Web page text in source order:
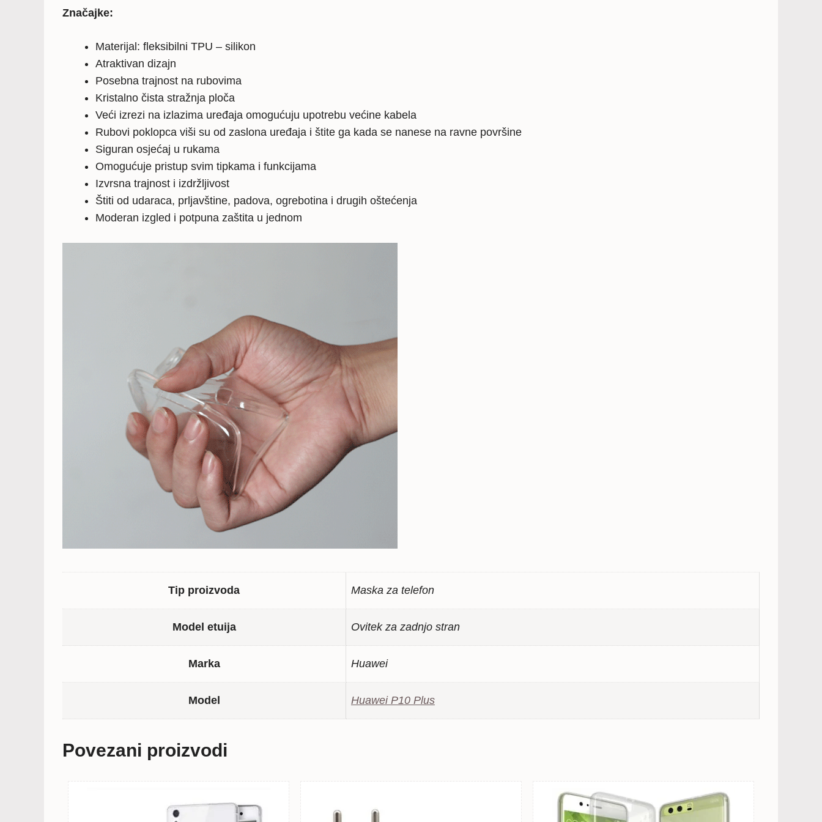
Značajke:
Materijal: fleksibilni TPU – silikon
Atraktivan dizajn
Posebna trajnost na rubovima
Kristalno čista stražnja ploča
Veći izrezi na izlazima uređaja omogućuju upotrebu većine kabela
Rubovi poklopca viši su od zaslona uređaja i štite ga kada se nanese na ravne površine
Siguran osjećaj u rukama
Omogućuje pristup svim tipkama i funkcijama
Izvrsna trajnost i izdržljivost
Štiti od udaraca, prljavštine, padova, ogrebotina i drugih oštećenja
Moderan izgled i potpuna zaštita u jednom
Tip proizvoda Maska za telefon
Model etuija Ovitek za zadnjo stran
Marka Huawei
Model Huawei P10 Plus
Povezani proizvodi